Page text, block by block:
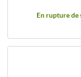
En rupture de